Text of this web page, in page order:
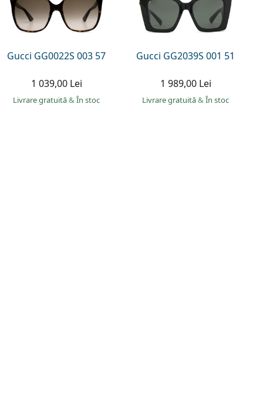
Gucci GG0022S 003 57
1 039,00 Lei
Livrare gratuită& În stoc
Gucci GG2039S 001 51
1 989,00 Lei
Livrare gratuită& În stoc